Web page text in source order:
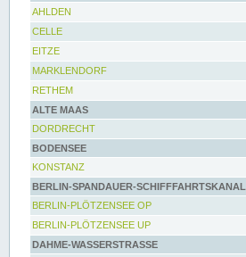
AHLDEN
CELLE
EITZE
MARKLENDORF
RETHEM
ALTE MAAS
DORDRECHT
BODENSEE
KONSTANZ
BERLIN-SPANDAUER-SCHIFFFAHRTSKANAL
BERLIN-PLÖTZENSEE OP
BERLIN-PLÖTZENSEE UP
DAHME-WASSERSTRASSE